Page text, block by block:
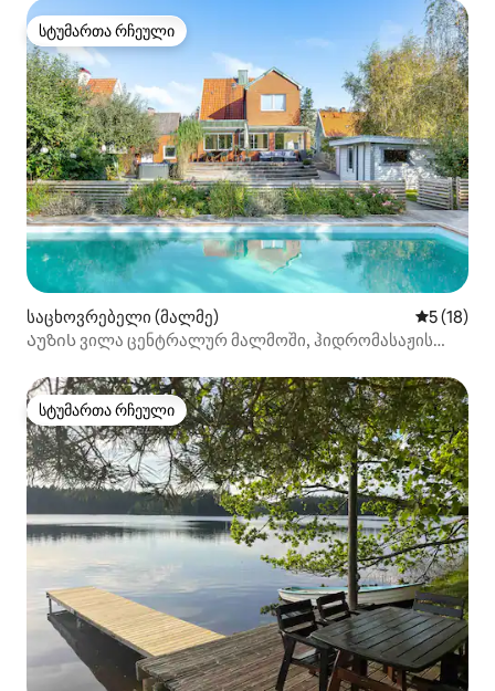
სტუმართა რჩეული
სტუმართა რჩეული
საცხოვრებელი (მალმე) საშუალო
5 (18)
Აუზის ვილა ცენტრალურ მალმოში, ჰიდრომასაჟის
სტუმართა რჩეული
სტუმართა რჩეული